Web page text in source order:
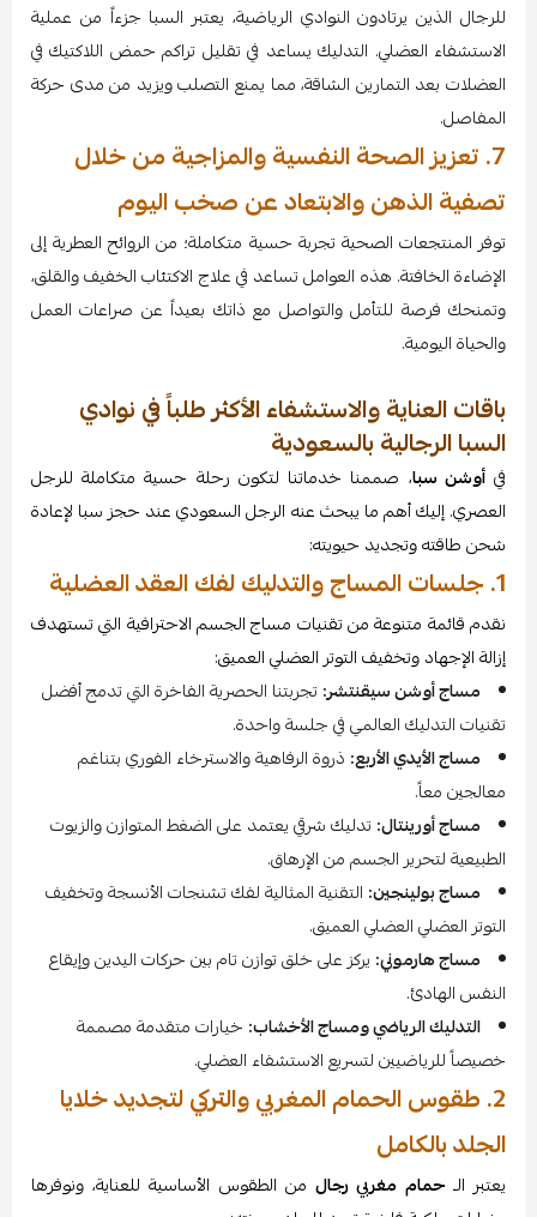
للرجال الذين يرتادون النوادي الرياضية، يعتبر السبا جزءاً من عملية
الاستشفاء العضلي. التدليك يساعد في تقليل تراكم حمض اللاكتيك في
العضلات بعد التمارين الشاقة، مما يمنع التصلب ويزيد من مدى حركة
المفاصل.
7. تعزيز الصحة النفسية والمزاجية من خلال
تصفية الذهن والابتعاد عن صخب اليوم
توفر المنتجعات الصحية تجربة حسية متكاملة؛ من الروائح العطرية إلى
الإضاءة الخافتة. هذه العوامل تساعد في علاج الاكتئاب الخفيف والقلق،
وتمنحك فرصة للتأمل والتواصل مع ذاتك بعيداً عن صراعات العمل
والحياة اليومية.
باقات العناية والاستشفاء الأكثر طلباً في نوادي
السبا الرجالية بالسعودية
فيأوشن سبا، صممنا خدماتنا لتكون رحلة حسية متكاملة للرجل
العصري. إليك أهم ما يبحث عنه الرجل السعودي عند حجز سبا لإعادة
شحن طاقته وتجديد حيويته:
1. جلسات المساج والتدليك لفك العقد العضلية
نقدم قائمة متنوعة من تقنيات مساج الجسم الاحترافية التي تستهدف
إزالة الإجهاد وتخفيف التوتر العضلي العميق:
مساج أوشن سيقنتشر:تجربتنا الحصرية الفاخرة التي تدمج أفضل
تقنيات التدليك العالمي في جلسة واحدة.
مساج الأيدي الأربع: ذروة الرفاهية والاسترخاء الفوري بتناغم
معالجين معاً.
مساج أورينتال:تدليك شرقي يعتمد على الضغط المتوازن والزيوت
الطبيعية لتحرير الجسم من الإرهاق.
مساج بولينجين: التقنية المثالية لفك تشنجات الأنسجة وتخفيف
التوتر العضلي العضلي العميق.
مساج هارموني: يركز على خلق توازن تام بين حركات اليدين وإيقاع
النفس الهادئ.
التدليك الرياضي ومساج الأخشاب: خيارات متقدمة مصممة
خصيصاً للرياضيين لتسريع الاستشفاء العضلي.
2. طقوس الحمام المغربي والتركي لتجديد خلايا
الجلد بالكامل
يعتبر الـحمام مغربي رجالمن الطقوس الأساسية للعناية، ونوفرها